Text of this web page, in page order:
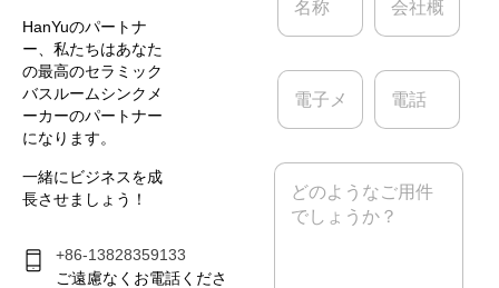
HanYuのパートナ
ー、私たちはあなた
の最高のセラミック
バスルームシンクメ
ーカーのパートナー
になります。
一緒にビジネスを成
長させましょう！
+86-13828359133
ご遠慮なくお電話くださ
*
概
電
メ
ル
電
メ